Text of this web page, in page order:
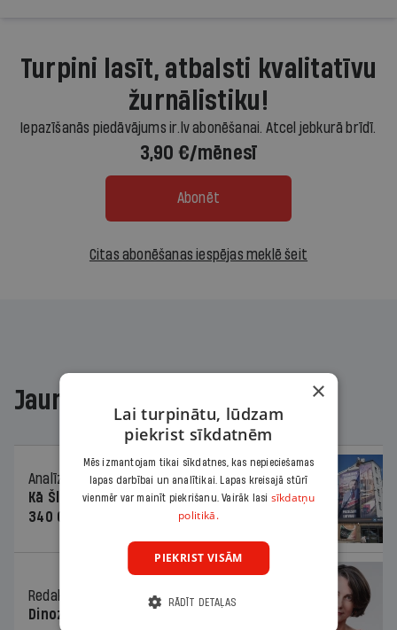
Turpini lasīt, atbalsti kvalitatīvu
žurnālistiku!
Iepazīšanās piedāvājums ir.lv abonēšanai. Atcel jebkurā brīdī.
3,90 €/mēnesī
Abonēt
Citas abonēšanas iespējas meklē šeit
Jaunākajā žurnālā
Analīze
06.08.2026.
Kā Šlesera partija palika nesodīta par
340 000 vērtu reklāmas kampaņu
Redaktores sleja
06.08.2026.
Dinozaura triks
×
Lai turpinātu, lūdzam
piekrist sīkdatnēm
Mēs izmantojam tikai sīkdatnes, kas nepieciešamas
lapas darbībai un analītikai. Lapas kreisajā stūrī
vienmēr var mainīt piekrišanu. Vairāk lasi sīkdatņu
politikā.
PIEKRIST VISĀM
RĀDĪT DETAĻAS